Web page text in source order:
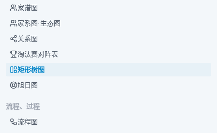
家谱图
家系图·生态图
关系图
淘汰赛对阵表
矩形树图
旭日图
流程、过程
流程图